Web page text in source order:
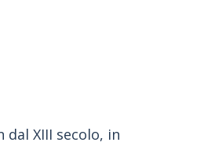
dal XIII secolo, in